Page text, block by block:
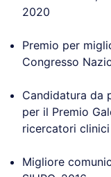
2020
Premio per
Congresso
Candidatura da
per il Premio
ricercatori
Migliore